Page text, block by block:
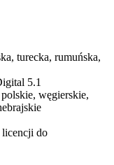
turecka, rumuńska,
5.1
węgierskie,
licencji do